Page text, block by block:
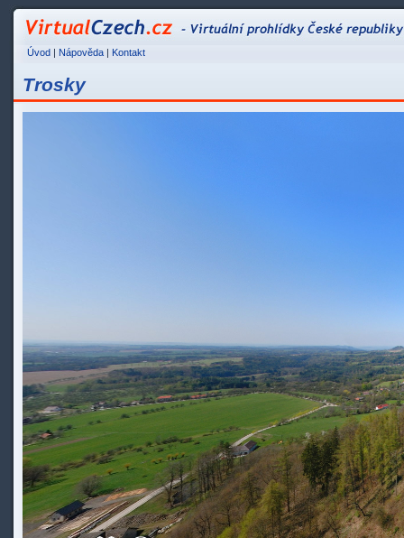
VirtualCzech.cz -
Úvod | Nápověda | Kontakt
Trosky